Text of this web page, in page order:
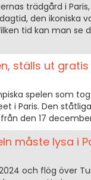
trädgård i
den ikoniska
tid kan man se
ställs ut
spelen som
i Paris. Den
den 17
måste lysa i
och flög över